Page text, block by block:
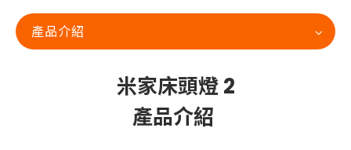
產品介紹
米家床頭燈 2
產品介紹